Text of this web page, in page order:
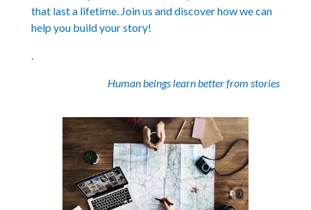
that last a lifetime. Join us and discover how we can
help you build your story!
.
Human beings learn better from stories